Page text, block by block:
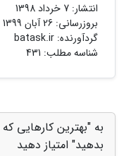
انتشار: 7 خرداد 1398
بروزرسانی: 26 آبان 1399
گردآورنده: batask.ir
شناسه مطلب: 431
به "بهترین کارهایی
بدهید" امتیاز دهید